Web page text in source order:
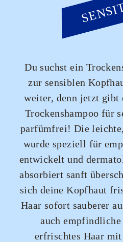
Du suchst ein
zur sensiblen
weiter, denn jetzt gibt
Trockenshampoo für
parfümfrei! Die
wurde speziell für
entwickelt und
absorbiert sanft
sich deine Kopfhaut
Haar sofort sauberer
auch
erfrischtes Haar